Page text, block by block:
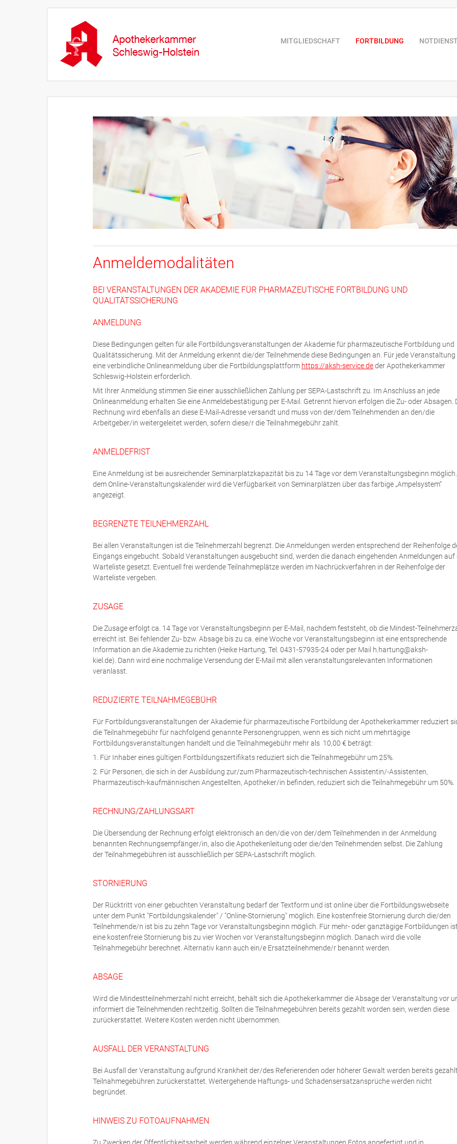
MITGLIEDSCHAFT FORTBILDUNG
Anmeldemodalitäten
BEI VERANSTALTUNGEN DER AKADEMIE FÜR PHARMAZEUTISCHE FORTBILDUNG UND
QUALITÄTSSICHERUNG
ANMELDUNG
Diese Bedingungen gelten für alle Fortbildungsveranstaltungen der Akademie für pharmazeutische Fortbildung und
Qualitätssicherung. Mit der Anmeldung erkennt die/der Teilnehmende diese Bedingungen an. Für jede
eine verbindliche Onlineanmeldung über die Fortbildungsplattform https://aksh-service.deder Apothekerkammer
Schleswig-Holstein erforderlich.
Mit Ihrer Anmeldung stimmen Sie einer ausschließlichen Zahlung per SEPA-Lastschrift zu. Im Anschluss an jede
Onlineanmeldung erhalten Sie eine Anmeldebestätigung per E-Mail. Getrennt hiervon erfolgen die Zu- oder Absagen.
Rechnung wird ebenfalls an diese E-Mail-Adresse versandt und muss von der/dem Teilnehmenden an den/die
Arbeitgeber/in weitergeleitet werden, sofern diese/r die Teilnahmegebühr zahlt.
ANMELDEFRIST
Eine Anmeldung ist bei ausreichender Seminarplatzkapazität bis zu 14 Tage vor dem Veranstaltungsbeginn
dem Online-Veranstaltungskalender wird die Verfügbarkeit von Seminarplätzen über das farbige „Ampelsystem“
angezeigt.
BEGRENZTE TEILNEHMERZAHL
Bei allen Veranstaltungen ist die Teilnehmerzahl begrenzt. Die Anmeldungen werden entsprechend der Reihenfolge
Eingangs eingebucht. Sobald Veranstaltungen ausgebucht sind, werden die danach eingehenden Anmeldungen auf
Warteliste gesetzt. Eventuell frei werdende Teilnahmeplätze werden im Nachrückverfahren in der Reihenfolge der
Warteliste vergeben.
ZUSAGE
Die Zusage erfolgt ca. 14 Tage vor Veranstaltungsbeginn per E-Mail, nachdem feststeht, ob die Mindest-
erreicht ist. Bei fehlender Zu- bzw. Absage bis zu ca. eine Woche vor Veranstaltungsbeginn ist eine entsprechende
Information an die Akademie zu richten (Heike Hartung, Tel. 0431-57935-24 oder per Mail h.hartung@aksh-
kiel.de). Dann wird eine nochmalige Versendung der E-Mail mit allen veranstaltungsrelevanten Informationen
veranlasst.
REDUZIERTE TEILNAHMEGEBÜHR
Für Fortbildungsveranstaltungen der Akademie für pharmazeutische Fortbildung der Apothekerkammer reduziert
die Teilnahmegebühr für nachfolgend genannte Personengruppen, wenn es sich nicht um mehrtägige
Fortbildungsveranstaltungen handelt und die Teilnahmegebühr mehr als 10,00 € beträgt:
1. Für Inhaber eines gültigen Fortbildungszertifikats reduziert sich die Teilnahmegebühr um 25%.
2. Für Personen, die sich in der Ausbildung zur/zum Pharmazeutisch-technischen Assistentin/-Assistenten,
Pharmazeutisch-kaufmännischen Angestellten, Apotheker/in befinden, reduziert sich die Teilnahmegebühr um 50%.
RECHNUNG/ZAHLUNGSART
Die Übersendung der Rechnung erfolgt elektronisch an den/die von der/dem Teilnehmenden in der Anmeldung
benannten Rechnungsempfänger/in, also die Apothekenleitung oder die/den Teilnehmenden selbst. Die Zahlung
der Teilnahmegebühren ist ausschließlich per SEPA-Lastschrift möglich.
STORNIERUNG
Der Rücktritt von einer gebuchten Veranstaltung bedarf der Textform und ist online über die Fortbildungswebseite
unter dem Punkt "Fortbildungskalender" / "Online-Stornierung" möglich. Eine kostenfreie Stornierung durch die/den
Teilnehmende/n ist bis zu zehn Tage vor Veranstaltungsbeginn möglich. Für mehr- oder ganztägige Fortbildungen
eine kostenfreie Stornierung bis zu vier Wochen vor Veranstaltungsbeginn möglich. Danach wird die volle
Teilnahmegebühr berechnet. Alternativ kann auch ein/e Ersatzteilnehmende/r benannt werden.
ABSAGE
Wird die Mindestteilnehmerzahl nicht erreicht, behält sich die Apothekerkammer die Absage der Veranstaltung vor
informiert die Teilnehmenden rechtzeitig. Sollten die Teilnahmegebühren bereits gezahlt worden sein, werden diese
zurückerstattet. Weitere Kosten werden nicht übernommen.
AUSFALL DER VERANSTALTUNG
Bei Ausfall der Veranstaltung aufgrund Krankheit der/des Referierenden oder höherer Gewalt werden bereits
Teilnahmegebühren zurückerstattet. Weitergehende Haftungs- und Schadensersatzansprüche werden nicht
begründet.
HINWEIS ZU FOTOAUFNAHMEN